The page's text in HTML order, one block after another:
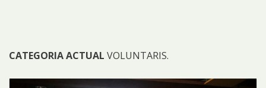
CATEGORIA ACTUAL VOLUNTARIS.